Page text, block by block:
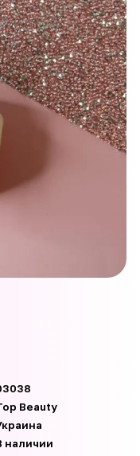
Beauty
наличии